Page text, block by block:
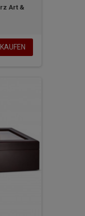
Art &
KAUFEN